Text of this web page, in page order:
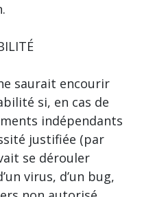
saurait encourir
si, en cas de
indépendants
justifiée (par
se dérouler
virus, d’un bug,